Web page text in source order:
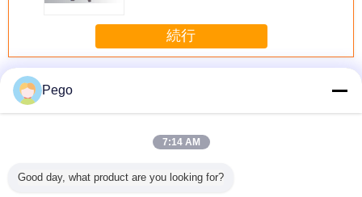
続行
多く
の
はテスト指、IP2X
IP3Xテスト棒
Pego
7:14 AM
Good day, what product are you looking for?